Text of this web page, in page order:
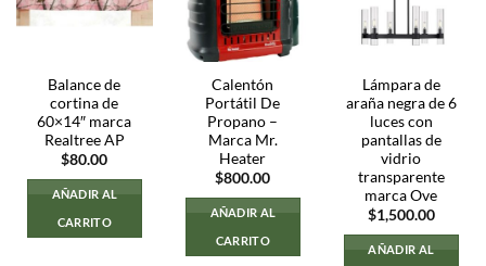
Balance de
cortina de
60×14″ marca
Realtree AP
$80.00
AÑADIR AL
CARRITO
Calentón
Portátil De
Propano –
Marca Mr.
Heater
$800.00
AÑADIR AL
CARRITO
Lámpara de
araña negra de 6
luces con
pantallas de
vidrio
transparente
marca Ove
$1,500.00
AÑADIR AL